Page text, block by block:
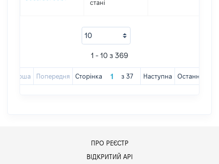
стані
1 - 10 з 369
Перша Попередня Сторінка з 37 Наступна Остання
ПРО РЕЄСТР
ВІДКРИТИЙ АРІ